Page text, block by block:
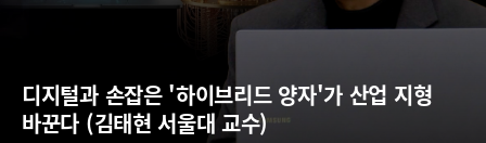
디지털과 손잡은 '하이브리드 양자'가 산업 지형
바꾼다 (김태현 서울대 교수)